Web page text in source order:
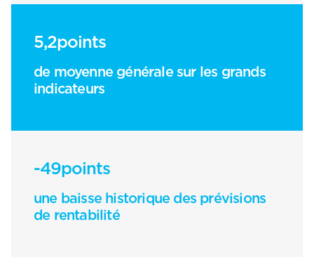
5,2points
de moyenne générale sur les grands
indicateurs
-49points
une baisse historique des prévisions
de rentabilité